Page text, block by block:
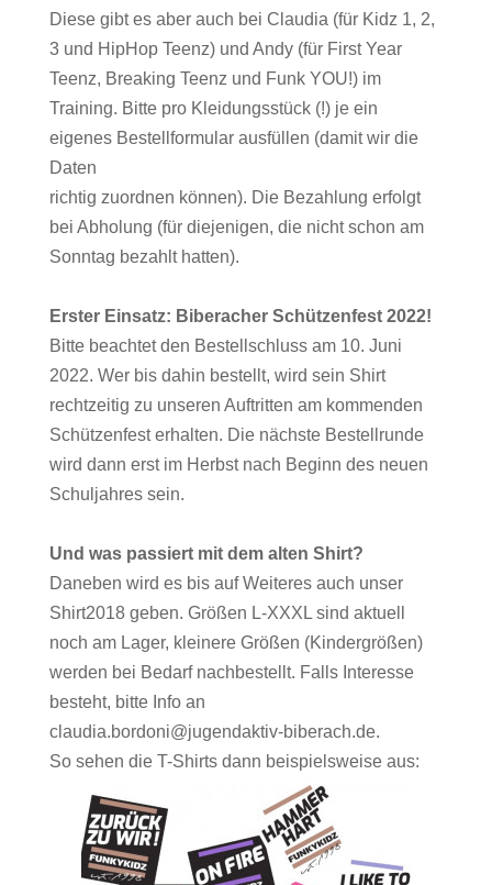
Diese gibt es aber auch bei Claudia (für Kidz 1, 2,
3 und HipHop Teenz) und Andy (für First Year
Teenz, Breaking Teenz und Funk YOU!) im
Training. Bitte pro Kleidungsstück (!) je ein
eigenes Bestellformular ausfüllen (damit wir die
Daten
richtig zuordnen können). Die Bezahlung erfolgt
bei Abholung (für diejenigen, die nicht schon am
Sonntag bezahlt hatten).
Erster Einsatz: Biberacher Schützenfest 2022!
Bitte beachtet den Bestellschluss am 10. Juni
2022. Wer bis dahin bestellt, wird sein Shirt
rechtzeitig zu unseren Auftritten am kommenden
Schützenfest erhalten. Die nächste Bestellrunde
wird dann erst im Herbst nach Beginn des neuen
Schuljahres sein.
Und was passiert mit dem alten Shirt?
Daneben wird es bis auf Weiteres auch unser
Shirt2018 geben. Größen L-XXXL sind aktuell
noch am Lager, kleinere Größen (Kindergrößen)
werden bei Bedarf nachbestellt. Falls Interesse
besteht, bitte Info an
claudia.bordoni@jugendaktiv-biberach.de.
So sehen die T-Shirts dann beispielsweise aus: